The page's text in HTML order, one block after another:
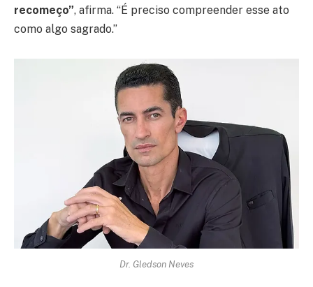
recomeço”, afirma. “É preciso compreender esse ato
como algo sagrado.”
Dr. Gledson Neves